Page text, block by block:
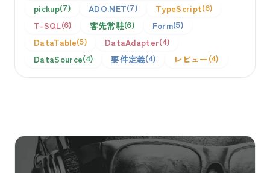
pickup 7 ADO.NET 7 TypeScript 6
T-SQL 6 客先常駐 6 Form 5
DataTable 5 DataAdapter 4
DataSource 4 要件定義 4 レビュー 4